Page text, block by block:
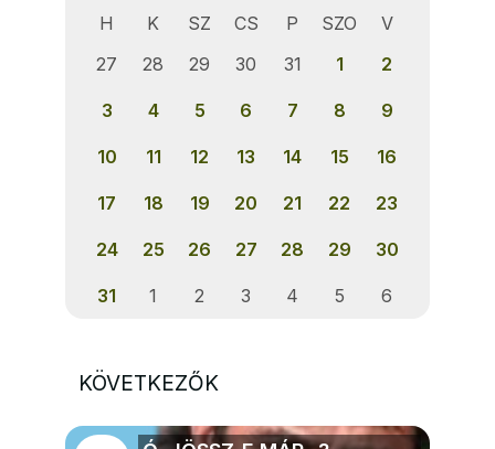
H K SZ CS P SZO
V
27
28 29 30 31 1 2
3 4 5 6 7 8 9
10 11 12 13 14 15 16
17 18 19 20 21 22 23
24 25 26 27 28 29 30
31 1 2 3 4 5 6
KÖVETKEZŐK